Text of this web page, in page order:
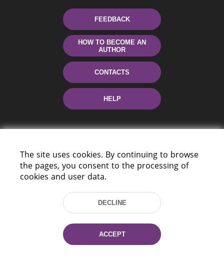
FEEDBACK
HOW TO BECOME AN
AUTHOR
CONTACTS
HELP
220114, Niezaležnasci Ave. 116, Minsk,
Tel.: (+375 17) 368 37 37
Fax: (+375 17) 368 97 06
E-mail: inbox@nlb.by
The site uses cookies. By continuing to browse
the pages, you consent to the processing of
cookies and user data.
DECLINE
ACCEPT